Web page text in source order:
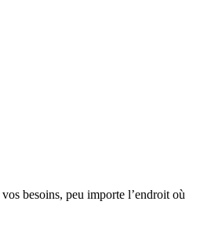
besoins, peu importe l’endroit où